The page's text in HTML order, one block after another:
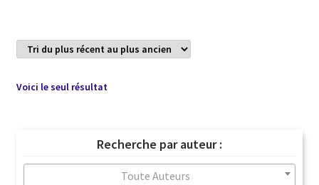
Voici le seul résultat
Recherche par auteur :
Toute Auteurs